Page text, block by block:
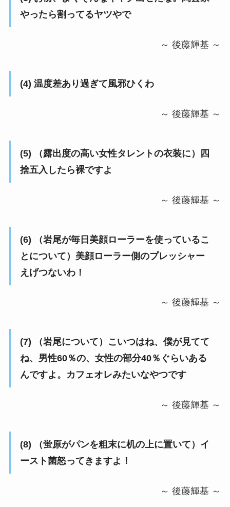
やったら割ってるヤツやで
～ 後藤輝基 ～
(4) 温度差あり過ぎて風邪ひくわ
～ 後藤輝基 ～
(5) （露出度の高い女性タレントの衣装に）四
捨五入したら裸ですよ
～ 後藤輝基 ～
(6) （岩尾が毎日美顔ローラーを使っているこ
とについて）美顔ローラー側のプレッシャー
えげつないわ！
～ 後藤輝基 ～
(7) （岩尾について）こいつはね、僕が見てて
ね、男性60％の、女性の部分40％ぐらいある
んですよ。カフェオレみたいなやつです
～ 後藤輝基 ～
(8) （蛍原がパンを粗末に机の上に置いて）イ
ースト菌怒ってきますよ！
～ 後藤輝基 ～